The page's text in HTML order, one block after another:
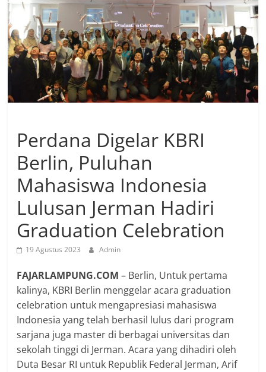
Perdana Digelar KBRI
Berlin, Puluhan
Mahasiswa Indonesia
Lulusan Jerman Hadiri
Graduation Celebration
19 Agustus 2023 Admin
FAJARLAMPUNG.COM– Berlin, Untuk pertama
kalinya, KBRI Berlin menggelar acara graduation
celebration untuk mengapresiasi mahasiswa
Indonesia yang telah berhasil lulus dari program
sarjana juga master di berbagai universitas dan
sekolah tinggi di Jerman. Acara yang dihadiri oleh
Duta Besar RI untuk Republik Federal Jerman, Arif